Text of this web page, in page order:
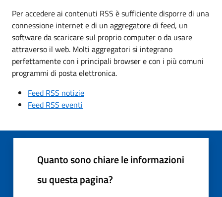
Per accedere ai contenuti RSS è sufficiente disporre di una
connessione internet e di un aggregatore di feed, un
software da scaricare sul proprio computer o da usare
attraverso il web. Molti aggregatori si integrano
perfettamente con i principali browser e con i più comuni
programmi di posta elettronica.
Feed RSS notizie
Feed RSS eventi
Quanto sono chiare le informazioni
su questa pagina?